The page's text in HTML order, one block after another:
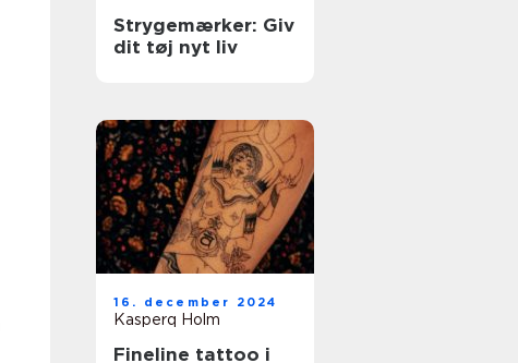
Strygemærker: Giv
dit tøj nyt liv
16. december 2024
Kasperq Holm
Fineline tattoo i